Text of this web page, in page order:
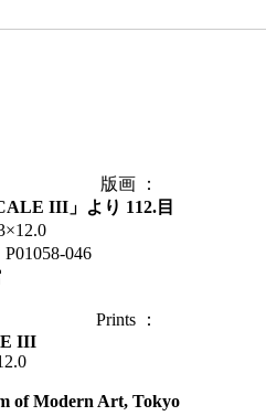
版画 ：
III」より 112.目
046
Prints ：
III
of Modern Art, Tokyo